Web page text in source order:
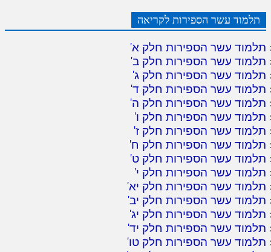
תלמוד עשר הספירות לקריאה
תלמוד עשר הספירות חלק א'
תלמוד עשר הספירות חלק ב'
תלמוד עשר הספירות חלק ג'
תלמוד עשר הספירות חלק ד'
תלמוד עשר הספירות חלק ה'
תלמוד עשר הספירות חלק ו'
תלמוד עשר הספירות חלק ז'
תלמוד עשר הספירות חלק ח'
תלמוד עשר הספירות חלק ט'
תלמוד עשר הספירות חלק י'
תלמוד עשר הספירות חלק יא'
תלמוד עשר הספירות חלק יב'
תלמוד עשר הספירות חלק יג'
תלמוד עשר הספירות חלק יד'
תלמוד עשר הספירות חלק טו'